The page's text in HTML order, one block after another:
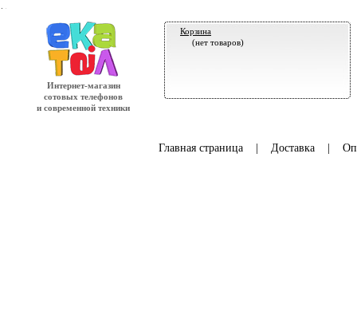
Интернет-магазин
сотовых телефонов
и современной техники
Корзина
(нет товаров)
Главная страница| Доставка|